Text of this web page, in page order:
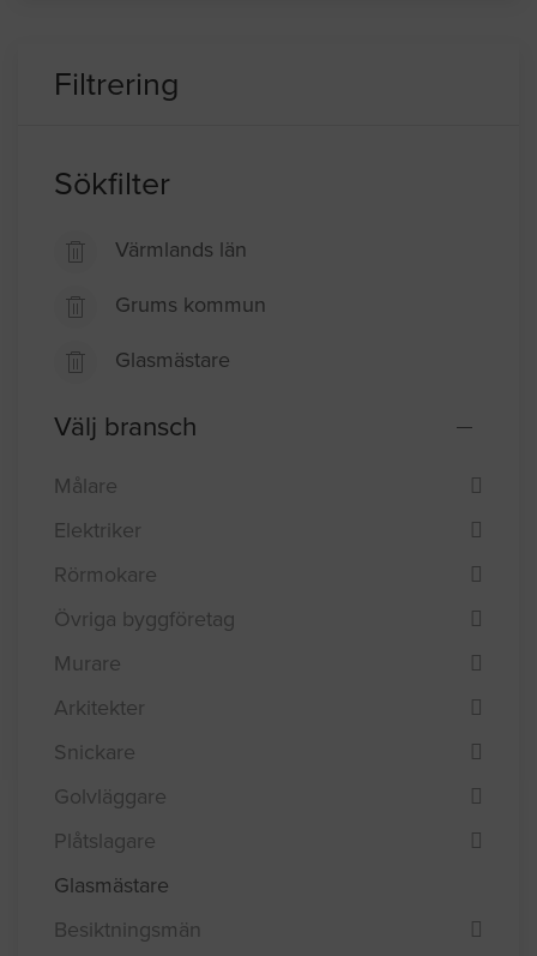
Filtrering
Sökfilter
Värmlands län
Grums kommun
Glasmästare
Välj bransch
Målare
Elektriker
Rörmokare
Övriga byggföretag
Murare
Arkitekter
Snickare
Golvläggare
Plåtslagare
Glasmästare
Besiktningsmän